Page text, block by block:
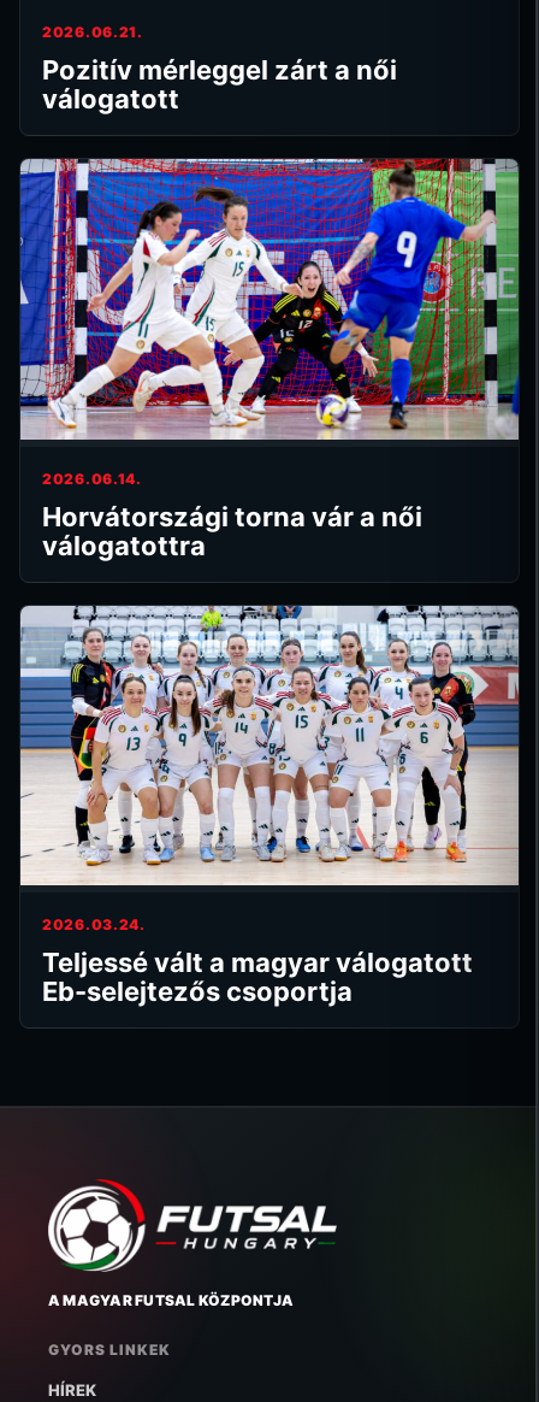
2026.06.21.
Pozitív mérleggel zárt a női
válogatott
2026.06.14.
Horvátországi torna vár a női
válogatottra
2026.03.24.
Teljessé vált a magyar válogatott
Eb-selejtezős csoportja
A MAGYAR FUTSAL KÖZPONTJA
GYORS LINKEK
HÍREK